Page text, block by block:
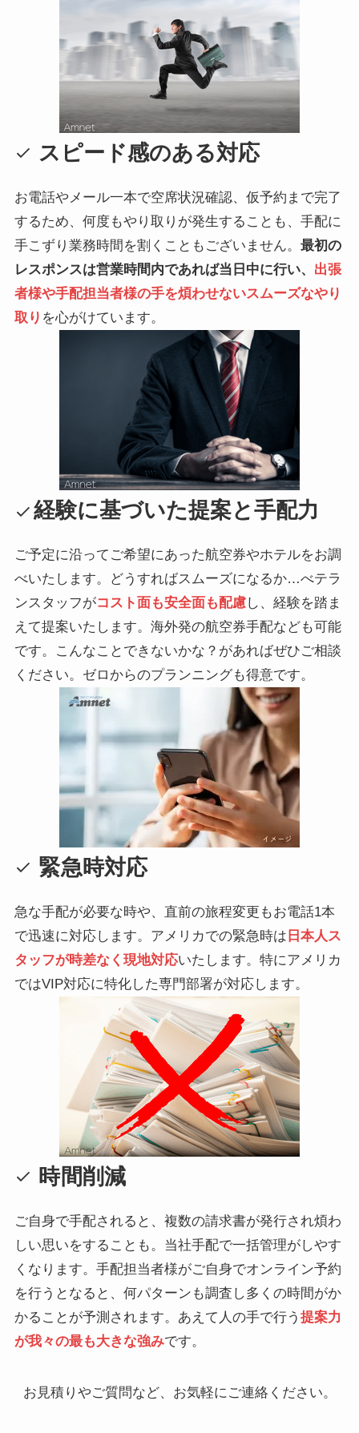
スピード感のある対応
お電話やメール一本で空席状況確認、仮予約まで完了
するため、何度もやり取りが発生することも、手配に
手こずり業務時間を割くこともございません。 最初の
レスポンスは営業時間内であれば当日中に行い、 出張
者様や手配担当者様の手を煩わせないスムーズなやり
取り を心がけています。
経験に基づいた提案と手配力
ご予定に沿ってご希望にあった航空券やホテルをお調
べいたします。どうすればスムーズになるか…べテラ
ンスタッフがコスト面も安全面も配慮し、経験を踏ま
えて提案いたします。海外発の航空券手配なども可能
です。こんなことできないかな？があればぜひご相談
ください。ゼロからのプランニングも得意です。
緊急時対応
急な手配が必要な時や、直前の旅程変更もお電話1本
で迅速に対応します。アメリカでの緊急時は 日本人ス
タッフが時差なく現地対応いたします。特にアメリカ
ではVIP対応に特化した専門部署が対応します。
時間削減
ご自身で手配されると、複数の請求書が発行され煩わ
しい思いをすることも。当社手配で一括管理がしやす
くなります。手配担当者様がご自身でオンライン予約
を行うとなると、何パターンも調査し多くの時間がか
かることが予測されます。あえて人の手で行う 提案力
が我々の最も大きな強みです。
お見積りやご質問など、お気軽にご連絡ください。